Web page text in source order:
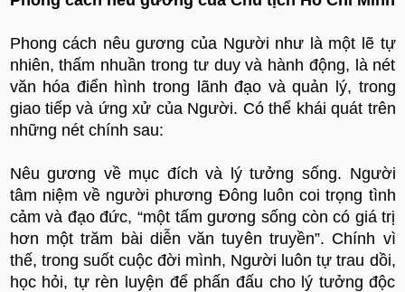
Phong cách nêu gương của Người như là một lẽ tự
nhiên, thấm nhuần trong tư duy và hành động, là nét
văn hóa điển hình trong lãnh đạo và quản lý, trong
giao tiếp và ứng xử của Người. Có thể khái quát trên
những nét chính sau:
Nêu gương về mục đích và lý tưởng sống. Người
tâm niệm về người phương Đông luôn coi trọng tình
cảm và đạo đức, “một tấm gương sống còn có giá trị
hơn một trăm bài diễn văn tuyên truyền”. Chính vì
thế, trong suốt cuộc đời mình, Người luôn tự trau dồi,
học hỏi, tự rèn luyện để phấn đấu cho lý tưởng độc